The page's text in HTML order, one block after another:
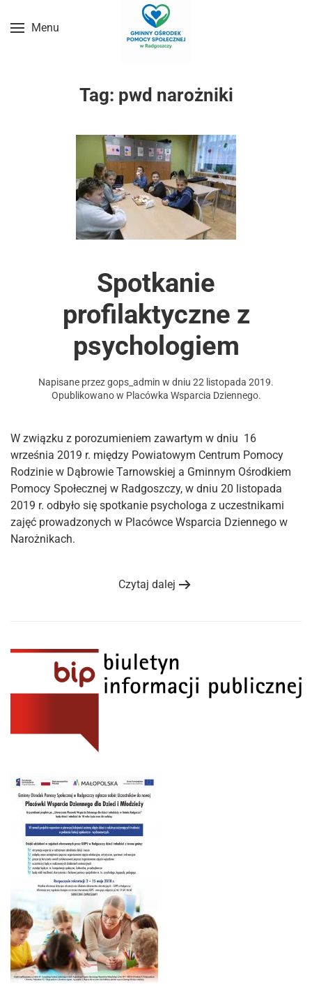
Przejdź do treści głównej
Menu
Tag: pwd narożniki
Spotkanie
profilaktyczne z
psychologiem
Napisane przezgops_admin w dniu 22 listopada 2019.
Opublikowano w Placówka Wsparcia Dziennego.
W związku z porozumieniem zawartym w dniu 16
września 2019 r. między Powiatowym Centrum Pomocy
Rodzinie w Dąbrowie Tarnowskiej a Gminnym Ośrodkiem
Pomocy Społecznej w Radgoszczy, w dniu 20 listopada
2019 r. odbyło się spotkanie psychologa z uczestnikami
zajęć prowadzonych w Placówce Wsparcia Dziennego w
Narożnikach.
Czytaj dalej